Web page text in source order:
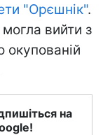
"Орєшнік".
вийти з
окупованій
на